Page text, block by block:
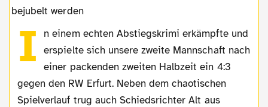
I
n einem echten Abstiegskrimi erkämpfte und
erspielte sich unsere zweite Mannschaft nach
einer packenden zweiten Halbzeit ein 4:3
gegen den RW Erfurt. Neben dem chaotischen
Spielverlauf trug auch Schiedsrichter Alt aus